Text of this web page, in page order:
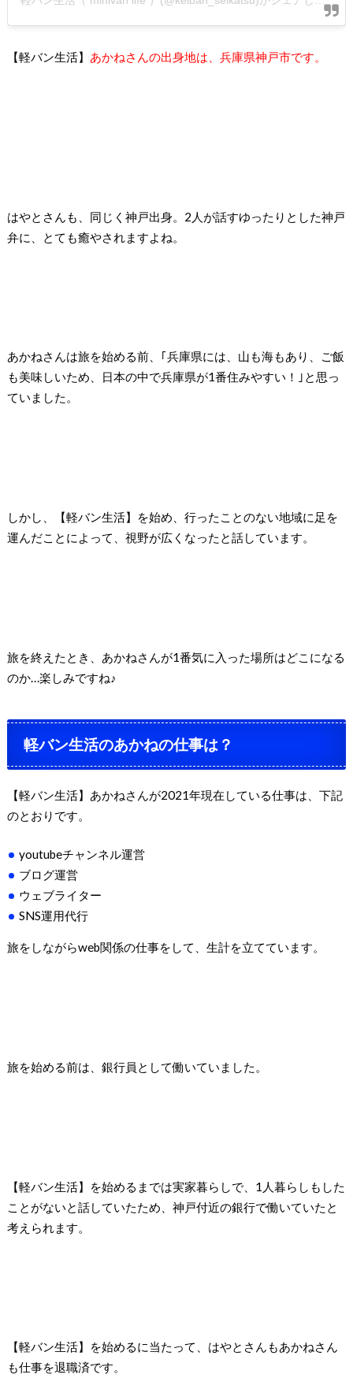
【軽バン生活】 あかねさんの出身地は、兵庫県神戸市です。
はやとさんも、同じく神戸出身。2人が話すゆったりとした神戸
弁に、とても癒やされますよね。
あかねさんは旅を始める前、｢兵庫県には、山も海もあり、ご飯
も美味しいため、日本の中で兵庫県が1番住みやすい！｣と思っ
ていました。
しかし、【軽バン生活】を始め、行ったことのない地域に足を
運んだことによって、視野が広くなったと話しています。
旅を終えたとき、あかねさんが1番気に入った場所はどこになる
のか…楽しみですね♪
軽バン生活のあかねの仕事は？
【軽バン生活】あかねさんが2021年現在している仕事は、下記
のとおりです。
youtubeチャンネル運営
ブログ運営
ウェブライター
SNS運用代行
旅をしながらweb関係の仕事をして、生計を立てています。
旅を始める前は、銀行員として働いていました。
【軽バン生活】を始めるまでは実家暮らしで、1人暮らしもした
ことがないと話していたため、神戸付近の銀行で働いていたと
考えられます。
【軽バン生活】を始めるに当たって、はやとさんもあかねさん
も仕事を退職済です。